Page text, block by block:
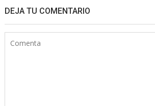
DEJA TU COMENTARIO